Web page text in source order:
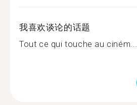
我喜欢谈论的话题
Tout ce qui touche au ciném...